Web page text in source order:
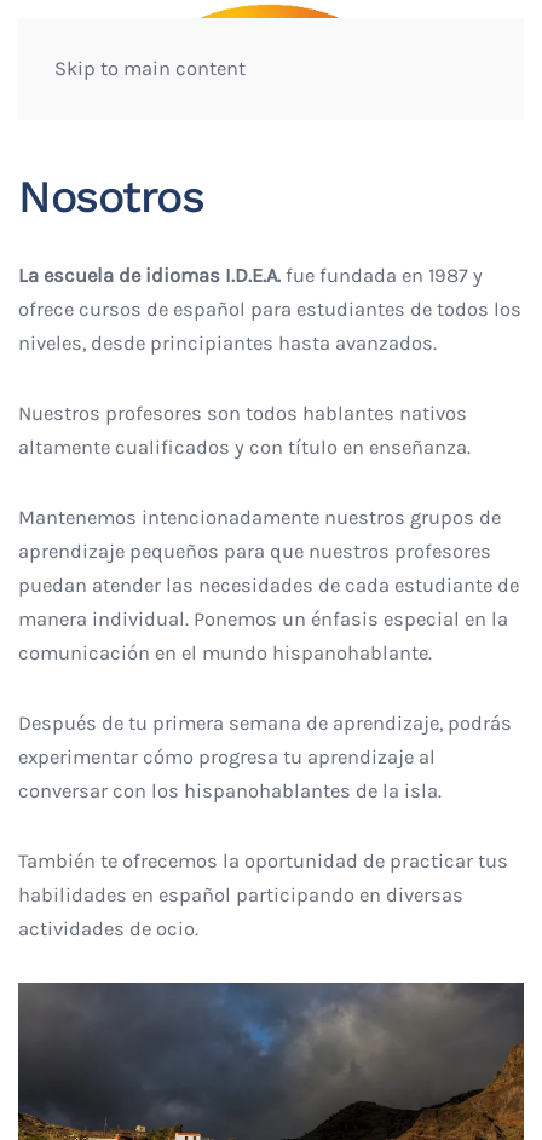
Skip to main content
Nosotros
La escuela de idiomas I.D.E.A. fue fundada en 1987 y
ofrece cursos de español para estudiantes de todos los
niveles, desde principiantes hasta avanzados.
Nuestros profesores son todos hablantes nativos
altamente cualificados y con título en enseñanza.
Mantenemos intencionadamente nuestros grupos de
aprendizaje pequeños para que nuestros profesores
puedan atender las necesidades de cada estudiante de
manera individual. Ponemos un énfasis especial en la
comunicación en el mundo hispanohablante.
Después de tu primera semana de aprendizaje, podrás
experimentar cómo progresa tu aprendizaje al
conversar con los hispanohablantes de la isla.
También te ofrecemos la oportunidad de practicar tus
habilidades en español participando en diversas
actividades de ocio.